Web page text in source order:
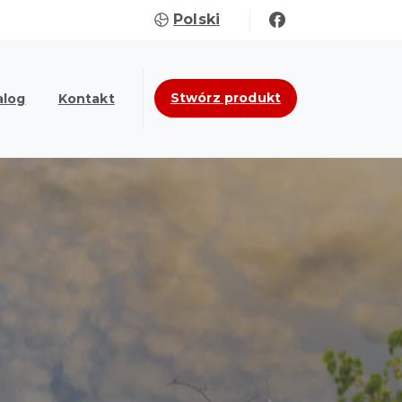
Polski
Kontakt Stwórz produkt